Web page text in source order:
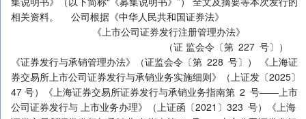
相关资料。 公司根据《中华人民共和国证券法》
《上市公司证券发行注册管理办法》
（证 监会令〔第 227 号〕）
《证券发行与承销管理办法》（证监会令〔第 228 号〕） 《上海证
券交易所上市公司证券发行与承销业务实施细则》（上证发〔2025〕
47 号）《上海证券交易所证券发行与承销业务指南第 2 号——上市
公司证券发行与 上市业务办理》（上证函〔2021〕323 号）《上海